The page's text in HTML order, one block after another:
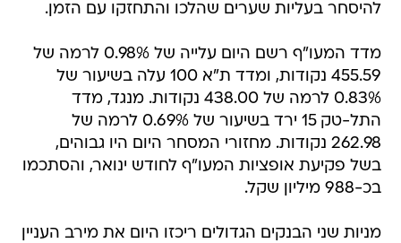
להיסחר בעליות שערים שהלכו והתחזקו עם הזמן.
מדד המעו"ף רשם היום עלייה של 0.98% לרמה של
455.59 נקודות, ומדד ת"א 100 עלה בשיעור של
0.83% לרמה של 438.00 נקודות. מנגד, מדד
התל-טק 15 ירד בשיעור של 0.69% לרמה של
262.98 נקודות. מחזורי המסחר היום היו גבוהים,
בשל פקיעת אופציות המעו"ף לחודש ינואר, והסתכמו
בכ-988 מיליון שקל.
מניות שני הבנקים הגדולים ריכזו היום את מירב העניין